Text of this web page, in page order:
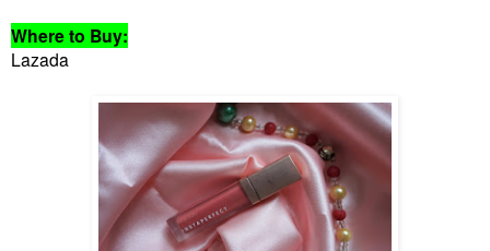
Where to Buy:
Lazada